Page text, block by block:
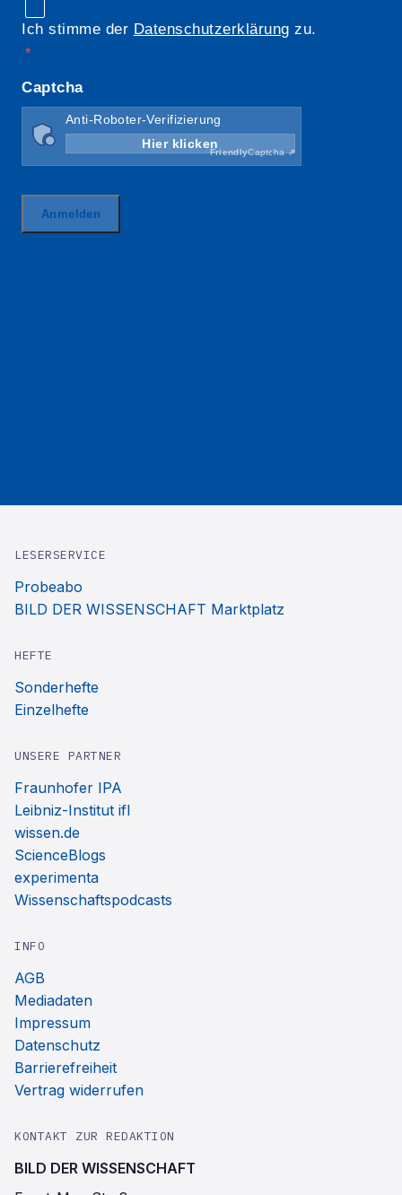
LESERSERVICE
Probeabo
BILD DER WISSENSCHAFT Marktplatz
HEFTE
Sonderhefte
Einzelhefte
UNSERE PARTNER
Fraunhofer IPA
Leibniz-Institut ifl
wissen.de
ScienceBlogs
experimenta
Wissenschaftspodcasts
INFO
AGB
Mediadaten
Impressum
Datenschutz
Barrierefreiheit
Vertrag widerrufen
KONTAKT ZUR REDAKTION
BILD DER WISSENSCHAFT